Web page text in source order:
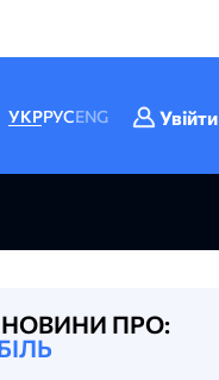
УКРРУСENG Увійти
НОВИНИ ПРО: